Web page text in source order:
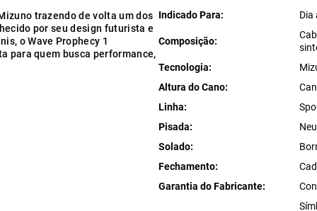
trazendo de volta um dos
por seu design futurista e
o Wave Prophecy 1
para quem busca performance,
Indicado Para Dia
Composição
Tecnologia
Altura do Cano
Linha
Pisada
Solado
Fechamento
Garantia do Fabricante